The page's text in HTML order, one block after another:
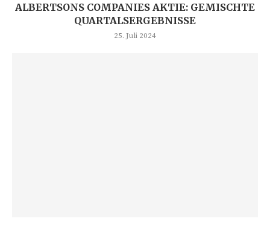
ALBERTSONS COMPANIES AKTIE: GEMISCHTE
QUARTALSERGEBNISSE
25. Juli 2024